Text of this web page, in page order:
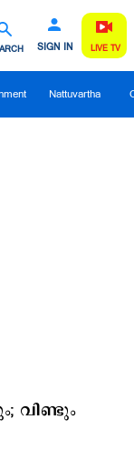
SIGN IN LIVE TV
Nattuvartha
വിണ്ടും